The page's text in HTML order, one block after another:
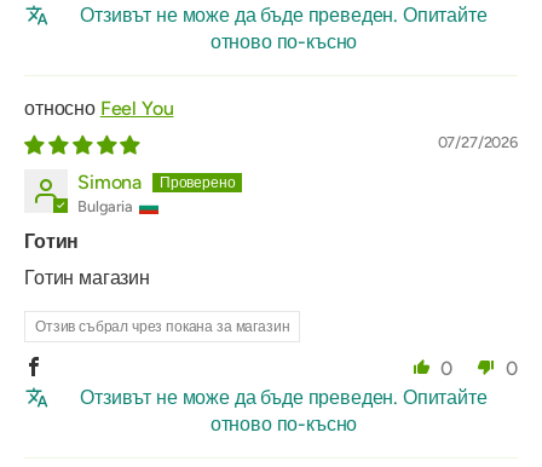
Отзивът не може да бъде преведен. Опитайте
отново по-късно
Feel You
07/27/2026
Simona
Bulgaria
Готин
Готин магазин
Отзив събрал чрез покана за магазин
0
0
Отзивът не може да бъде преведен. Опитайте
отново по-късно